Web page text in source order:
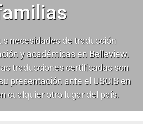
necesidades detraducción
y académicas en Belleview.
traducciones certificadas son
presentación ante el USCIS en
cualquier otro lugar del país.